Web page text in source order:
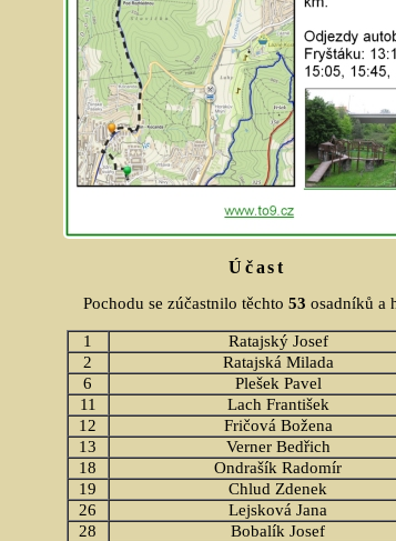
Účast
Pochodu se zúčastnilo těchto 53 osadníků a
1
Ratajský Josef
2
Ratajská Milada
6
Plešek Pavel
11
Lach František
12
Fričová Božena
13
Verner Bedřich
18
Ondrašík Radomír
19
Chlud Zdenek
26
Lejsková Jana
28
Bobalík Josef